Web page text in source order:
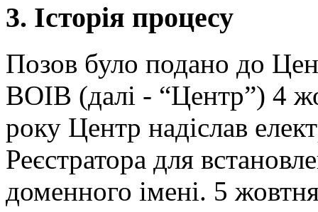
3. Історія процесу
Позов було подано до
ВОІВ (далі - “Центр”) 4
року Центр надіслав
Реєстратора для
доменного імені. 5